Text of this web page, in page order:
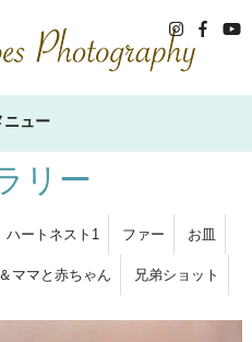
ニュー
リー
ハートネスト1 ファー お皿
ママと赤ちゃん 兄弟ショット